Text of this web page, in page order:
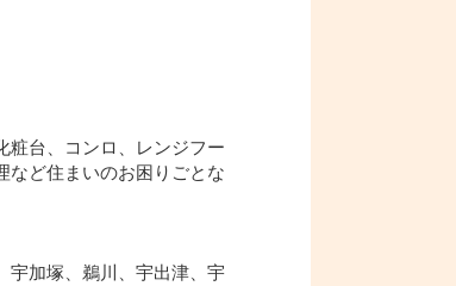
粧台、コンロ、レンジフー
など住まいのお困りごとな
宇加塚、鵜川、宇出津、宇